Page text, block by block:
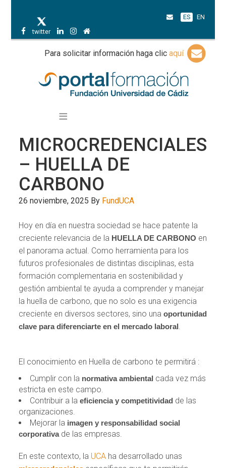
twitter
ES EN
Para solicitar información haga clic aquí
MICROCREDENCIALES
– HUELLA DE
CARBONO
26 noviembre, 2025 By FundUCA
Hoy en día en nuestra sociedad se hace patente la
creciente relevancia de la HUELLA DE CARBONO en
el panorama actual. Como herramienta para los
futuros profesionales de distintas disciplinas, esta
formación complementaria en sostenibilidad y
gestión ambiental te ayuda a comprender y manejar
la huella de carbono, que no solo es una exigencia
creciente en diversos sectores, sino unaoportunidad
clave para diferenciarte en el mercado laboral
El conocimiento en Huella de carbono te permitirá :
Cumplir con la normativa ambiental cada vez más
estricta en este campo.
Contribuir a laeficiencia y competitividad de las
organizaciones.
Mejorar la imagen y responsabilidad social
corporativade las empresas.
En este contexto, la UCA ha desarrollado unas